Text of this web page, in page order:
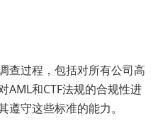
查过程，包括对所有公司高
AML和CTF法规的合规性进
守这些标准的能力。